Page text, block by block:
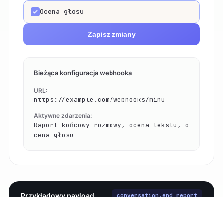
Ocena głosu
Zapisz zmiany
Bieżąca konfiguracja webhooka
URL:
https://example.com/webhooks/mihu
Aktywne zdarzenia:
Raport końcowy rozmowy, ocena tekstu, o
cena głosu
Przykładowy payload conversation.end_report